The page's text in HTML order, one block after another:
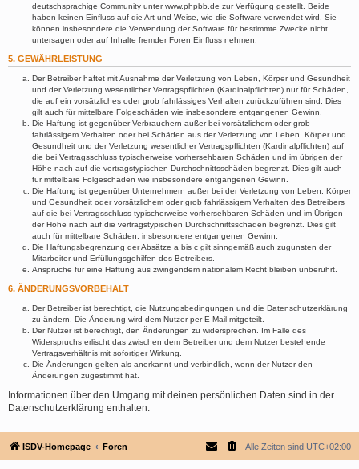
deutschsprachige Community unter www.phpbb.de zur Verfügung gestellt. Beide
haben keinen Einfluss auf die Art und Weise, wie die Software verwendet wird. Sie
können insbesondere die Verwendung der Software für bestimmte Zwecke nicht
untersagen oder auf Inhalte fremder Foren Einfluss nehmen.
5. GEWÄHRLEISTUNG
Der Betreiber haftet mit Ausnahme der Verletzung von Leben, Körper und Gesundheit
und der Verletzung wesentlicher Vertragspflichten (Kardinalpflichten) nur für Schäden,
die auf ein vorsätzliches oder grob fahrlässiges Verhalten zurückzuführen sind. Dies
gilt auch für mittelbare Folgeschäden wie insbesondere entgangenen Gewinn.
Die Haftung ist gegenüber Verbrauchern außer bei vorsätzlichem oder grob
fahrlässigem Verhalten oder bei Schäden aus der Verletzung von Leben, Körper und
Gesundheit und der Verletzung wesentlicher Vertragspflichten (Kardinalpflichten) auf
die bei Vertragsschluss typischerweise vorhersehbaren Schäden und im übrigen der
Höhe nach auf die vertragstypischen Durchschnittsschäden begrenzt. Dies gilt auch
für mittelbare Folgeschäden wie insbesondere entgangenen Gewinn.
Die Haftung ist gegenüber Unternehmern außer bei der Verletzung von Leben, Körper
und Gesundheit oder vorsätzlichem oder grob fahrlässigem Verhalten des Betreibers
auf die bei Vertragsschluss typischerweise vorhersehbaren Schäden und im Übrigen
der Höhe nach auf die vertragstypischen Durchschnittsschäden begrenzt. Dies gilt
auch für mittelbare Schäden, insbesondere entgangenen Gewinn.
Die Haftungsbegrenzung der Absätze a bis c gilt sinngemäß auch zugunsten der
Mitarbeiter und Erfüllungsgehilfen des Betreibers.
Ansprüche für eine Haftung aus zwingendem nationalem Recht bleiben unberührt.
6. ÄNDERUNGSVORBEHALT
Der Betreiber ist berechtigt, die Nutzungsbedingungen und die Datenschutzerklärung
zu ändern. Die Änderung wird dem Nutzer per E-Mail mitgeteilt.
Der Nutzer ist berechtigt, den Änderungen zu widersprechen. Im Falle des
Widerspruchs erlischt das zwischen dem Betreiber und dem Nutzer bestehende
Vertragsverhältnis mit sofortiger Wirkung.
Die Änderungen gelten als anerkannt und verbindlich, wenn der Nutzer den
Änderungen zugestimmt hat.
Informationen über den Umgang mit deinen persönlichen Daten sind in der
Datenschutzerklärung enthalten.
ISDV-Homepage Foren Alle Zeiten sind UTC+02:00